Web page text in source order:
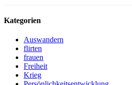
Kategorien
Auswandern
flirten
frauen
Freiheit
Krieg